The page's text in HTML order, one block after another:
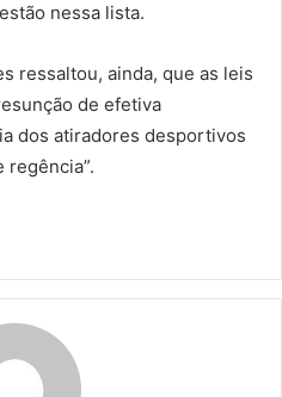
nessa lista.
ressaltou, ainda, que as leis
de efetiva
dos atiradores desportivos
regência”.